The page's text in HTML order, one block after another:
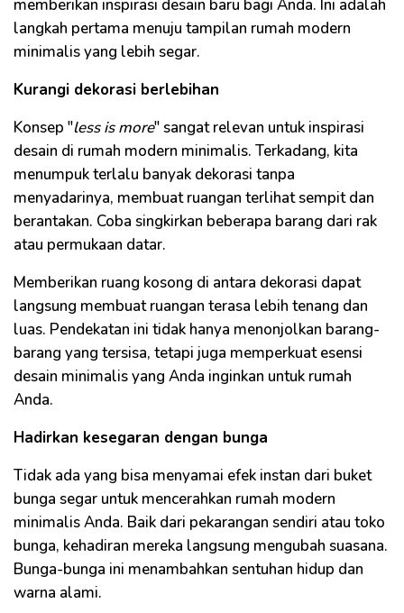
memberikan inspirasi desain baru bagi Anda. Ini adalah
langkah pertama menuju tampilan rumah modern
minimalis yang lebih segar.
Kurangi dekorasi berlebihan
Konsep "less is more" sangat relevan untuk inspirasi
desain di rumah modern minimalis. Terkadang, kita
menumpuk terlalu banyak dekorasi tanpa
menyadarinya, membuat ruangan terlihat sempit dan
berantakan. Coba singkirkan beberapa barang dari rak
atau permukaan datar.
Memberikan ruang kosong di antara dekorasi dapat
langsung membuat ruangan terasa lebih tenang dan
luas. Pendekatan ini tidak hanya menonjolkan barang-
barang yang tersisa, tetapi juga memperkuat esensi
desain minimalis yang Anda inginkan untuk rumah
Anda.
Hadirkan kesegaran dengan bunga
Tidak ada yang bisa menyamai efek instan dari buket
bunga segar untuk mencerahkan rumah modern
minimalis Anda. Baik dari pekarangan sendiri atau toko
bunga, kehadiran mereka langsung mengubah suasana.
Bunga-bunga ini menambahkan sentuhan hidup dan
warna alami.